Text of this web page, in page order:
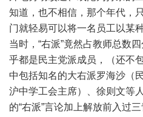
知道，也不相信，那个年代，
门就轻易可以将一名员工以某
当时，“右派”竟然占教师总数
乎都是民主党派成员，（还不
中包括知名的大右派罗海沙（
沪中学工会主席）、徐则文等
的“右派”言论加上解放前入过